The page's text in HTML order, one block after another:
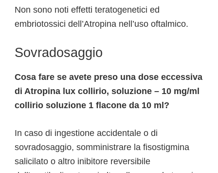
Non sono noti effetti teratogenetici ed
embriotossici dell’Atropina nell’uso oftalmico.
Sovradosaggio
Cosa fare se avete preso una dose eccessiva
di Atropina lux collirio, soluzione – 10 mg/ml
collirio soluzione 1 flacone da 10 ml?
In caso di ingestione accidentale o di
sovradosaggio, somministrare la fisostigmina
salicilato o altro inibitore reversibile